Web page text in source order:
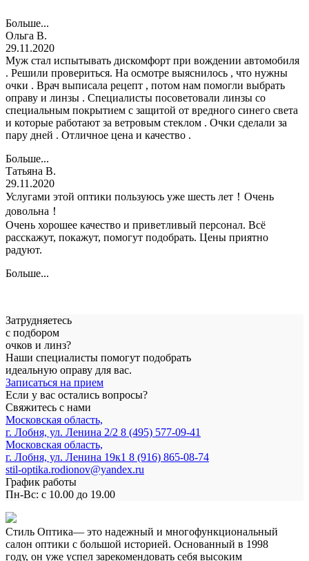
Больше...
Ольга В.
29.11.2020
Муж стал испытывать дискомфорт при вождении автомобиля
. Решили провериться. На осмотре выяснилось , что нужны
очки . Врач выписала рецепт , потом нам помогли выбрать
оправу и линзы . Специалисты посоветовали линзы со
специальным покрытием с защитой от вредного синего света
и которые работают за ветровым стеклом . Очки сделали за
пару дней . Отличное цена и качество .
Больше...
Татьяна В.
29.11.2020
Услугами этой оптики пользуюсь уже шесть лет！Очень
довольна！
Очень хорошее качество и приветливый персонал. Всё
расскажут, покажут, помогут подобрать. Цены приятно
радуют.
Больше...
Затрудняетесь
с подбором
очков и линз?
Наши специалисты помогут подобрать
идеальную оправу для вас.
Записаться на прием
Если у вас остались вопросы?
Свяжитесь с нами
Московская область,
г. Лобня, ул. Ленина 2/2 8 (495) 577-09-41
Московская область,
г. Лобня, ул. Ленина 19к1 8 (916) 865-08-74
stil-optika.rodionov@yandex.ru
График работы
Пн-Вс: с 10.00 до 19.00
Стиль Оптика— это надежный и многофункциональный
салон оптики с большой историей. Основанный в 1998
году, он уже успел зарекомендовать себя высоким